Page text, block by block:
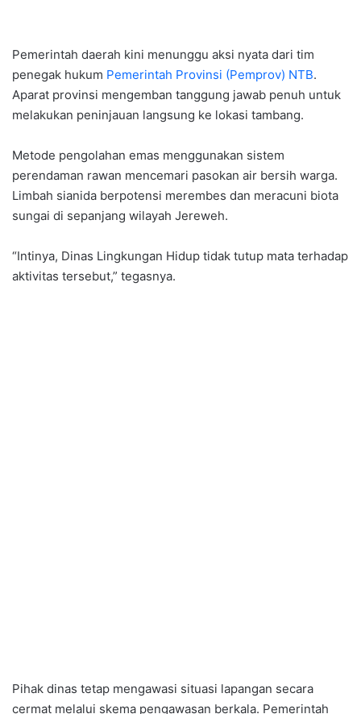
Pemerintah daerah kini menunggu aksi nyata dari tim
penegak hukum Pemerintah Provinsi (Pemprov) NTB.
Aparat provinsi mengemban tanggung jawab penuh untuk
melakukan peninjauan langsung ke lokasi tambang.
Metode pengolahan emas menggunakan sistem
perendaman rawan mencemari pasokan air bersih warga.
Limbah sianida berpotensi merembes dan meracuni biota
sungai di sepanjang wilayah Jereweh.
“Intinya, Dinas Lingkungan Hidup tidak tutup mata terhadap
aktivitas tersebut,” tegasnya.
Pihak dinas tetap mengawasi situasi lapangan secara
cermat melalui skema pengawasan berkala. Pemerintah